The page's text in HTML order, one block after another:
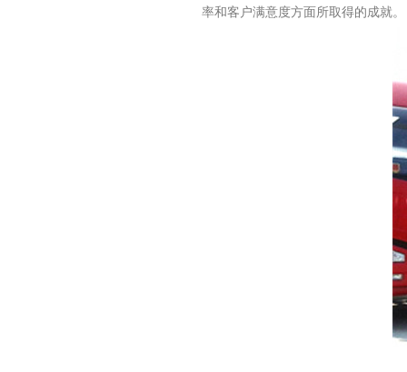
率和客户满意度方面所取得的成就。